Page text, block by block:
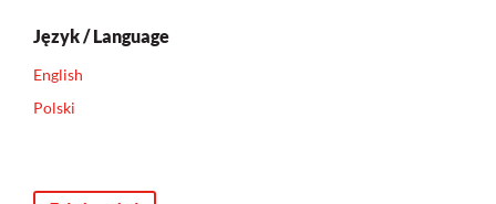
Język / Language
English
Polski